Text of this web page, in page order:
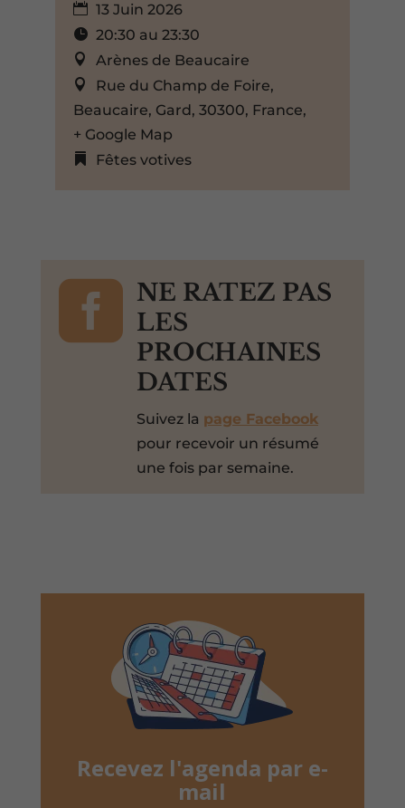
13 Juin 2026
20:30 au 23:30
Arènes de Beaucaire
Rue du Champ de Foire,
Beaucaire, Gard, 30300, France,
+ Google Map
Fêtes votives

NE RATEZ PAS
LES
PROCHAINES
DATES
Suivez la page Facebook
pour recevoir un résumé
une fois par semaine.
Recevez l'agenda par e-
mail